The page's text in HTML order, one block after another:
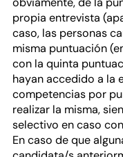
propia entrevista
caso, las personas
misma puntuación
con la quinta
hayan accedido a la
competencias por
realizar la misma,
selectivo en caso
En caso de que